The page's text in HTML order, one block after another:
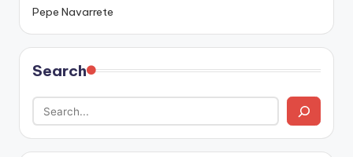
Pepe Navarrete
Search